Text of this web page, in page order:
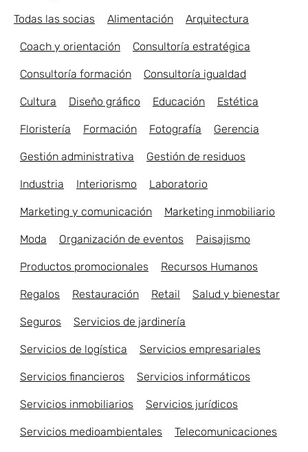
Todas las socias Alimentación Arquitectura
Coach y orientación Consultoría estratégica
Consultoría formación Consultoría igualdad
Cultura Diseño gráfico Educación Estética
Floristería Formación Fotografía Gerencia
Gestión administrativa Gestión de residuos
Industria Interiorismo Laboratorio
Marketing y comunicación Marketing inmobiliario
Moda Organización de eventos Paisajismo
Productos promocionales Recursos Humanos
Regalos Restauración Retail Salud y bienestar
Seguros Servicios de jardinería
Servicios de logística Servicios empresariales
Servicios financieros Servicios informáticos
Servicios inmobiliarios Servicios jurídicos
Servicios medioambientales Telecomunicaciones